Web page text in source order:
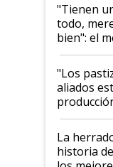
"Tienen
todo,
bien": el
para el
foco en la
"Los
aliados
la
La
historia